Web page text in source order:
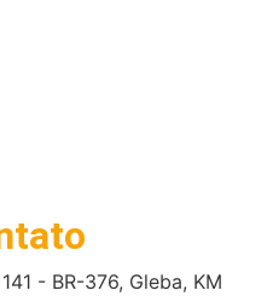
- BR-376, Gleba, KM